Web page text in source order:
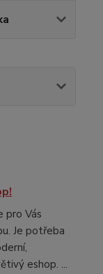
pro Vás
Je potřeba
eshop. ...